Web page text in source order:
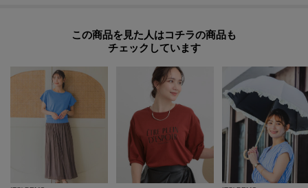
この商品を見た人はコチラの商品も
チェックしています